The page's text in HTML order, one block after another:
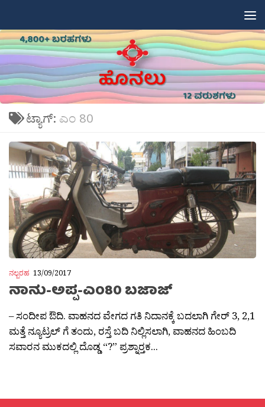
ಟ್ಯಾಗ್: ಎಂ 80
ನಲ್ಬರಹ 13/09/2017
ನಾನು-ಅಪ್ಪ-ಎಂ80 ಬಜಾಜ್
– ಸಂದೀಪ ಔದಿ. ವಾಹನದ ವೇಗದ ಗತಿ ನಿದಾನಕ್ಕೆ ಬದಲಾಗಿ ಗೇರ್ 3, 2,1
ಮತ್ತೆ ನ್ಯೂಟ್ರಲ್ ಗೆ ತಂದು, ರಸ್ತೆ ಬದಿ ನಿಲ್ಲಿಸಲಾಗಿ, ವಾಹನದ ಹಿಂಬದಿ
ಸವಾರನ ಮುಕದಲ್ಲಿ ದೊಡ್ಡ “?” ಪ್ರಶ್ನಾರ‍್ತಕ...